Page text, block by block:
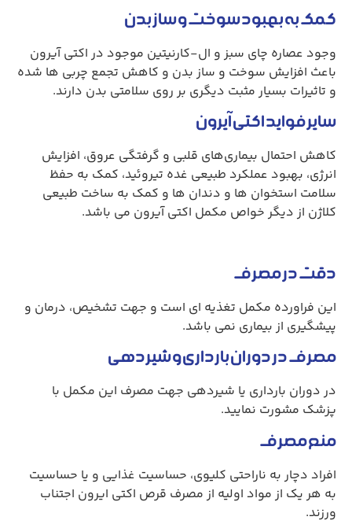
کمک به بهبود سوخت و ساز بدن
وجود عصاره چای سبز و ال-کارنیتین موجود در اکتی آیرون
باعث افزایش سوخت و ساز بدن و کاهش تجمع چربی ها شده
و تاثیرات بسیار مثبت دیگری بر روی سلامتی بدن دارند.
سایر فواید اکتی آیرون
کاهش احتمال بیماری‌های قلبی و گرفتگی عروق، افزایش
انرژی، بهبود عملکرد طبیعی غده تیروئید، کمک به حفظ
سلامت استخوان ها و دندان ها و کمک به ساخت طبیعی
کلاژن از دیگر خواص مکمل اکتی آیرون می باشد.
دقت در مصرف
این فراورده مکمل تغذیه ای است و جهت تشخیص، درمان و
پیشگیری از بیماری نمی باشد.
مصرف در دوران بارداری و شیردهی
در دوران بارداری یا شیردهی جهت مصرف این مکمل با
پزشک مشورت نمایید.
منع مصرف
افراد دچار به ناراحتی کلیوی، حساسیت غذایی و یا حساسیت
به هر یک از مواد اولیه از مصرف قرص اکتی ایرون اجتناب
ورزند.